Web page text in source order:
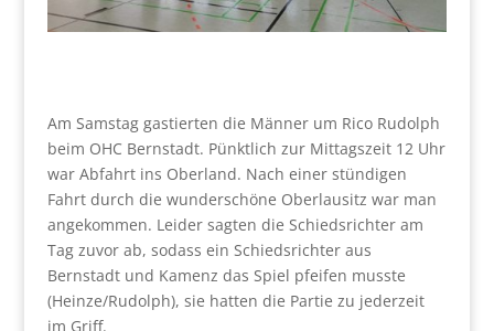
Am Samstag gastierten die Männer um Rico Rudolph
beim OHC Bernstadt. Pünktlich zur Mittagszeit 12 Uhr
war Abfahrt ins Oberland. Nach einer stündigen
Fahrt durch die wunderschöne Oberlausitz war man
angekommen. Leider sagten die Schiedsrichter am
Tag zuvor ab, sodass ein Schiedsrichter aus
Bernstadt und Kamenz das Spiel pfeifen musste
(Heinze/Rudolph), sie hatten die Partie zu jederzeit
im Griff.